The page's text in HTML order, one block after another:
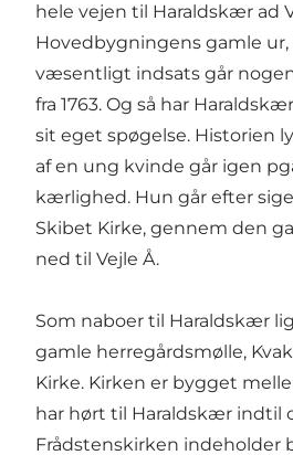
hele vejen til Haraldskær ad
Hovedbygningens gamle
væsentligt indsats går
fra 1763. Og så har
sit eget spøgelse. Historien
af en ung kvinde går igen
kærlighed. Hun går efter
Skibet Kirke, gennem den
ned til Vejle Å.
Som naboer til Haraldskær
gamle herregårdsmølle,
Kirke. Kirken er bygget
har hørt til Haraldskær indtil
Frådstenskirken indeholder